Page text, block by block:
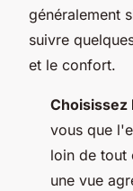
généralement
suivre
et le confort.
Choisissez
vous que
loin de tout
une vue